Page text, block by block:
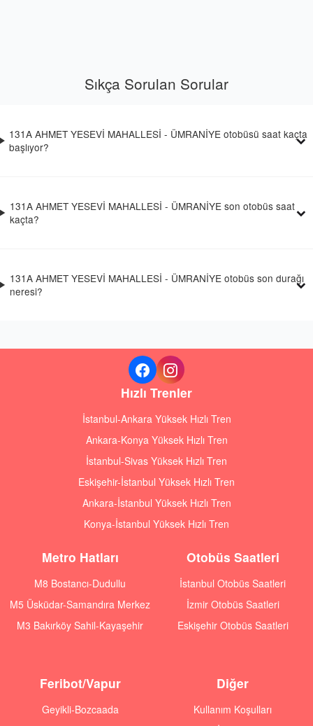
Sıkça Sorulan Sorular
131A AHMET YESEVİ MAHALLESİ - ÜMRANİYE otobüsü saat kaçta
başlıyor?
131A AHMET YESEVİ MAHALLESİ - ÜMRANİYE son otobüs saat
kaçta?
131A AHMET YESEVİ MAHALLESİ - ÜMRANİYE otobüs son durağı
neresi?
Hızlı Trenler
İstanbul-Ankara Yüksek Hızlı Tren
Ankara-Konya Yüksek Hızlı Tren
İstanbul-Sivas Yüksek Hızlı Tren
Eskişehir-İstanbul Yüksek Hızlı Tren
Ankara-İstanbul Yüksek Hızlı Tren
Konya-İstanbul Yüksek Hızlı Tren
Metro Hatları
M8 Bostancı-Dudullu
M5 Üsküdar-Samandıra Merkez
M3 Bakırköy Sahil-Kayaşehir
Otobüs Saatleri
İstanbul Otobüs Saatleri
İzmir Otobüs Saatleri
Eskişehir Otobüs Saatleri
Feribot/Vapur
Geyikli-Bozcaada
Diğer
Kullanım Koşulları